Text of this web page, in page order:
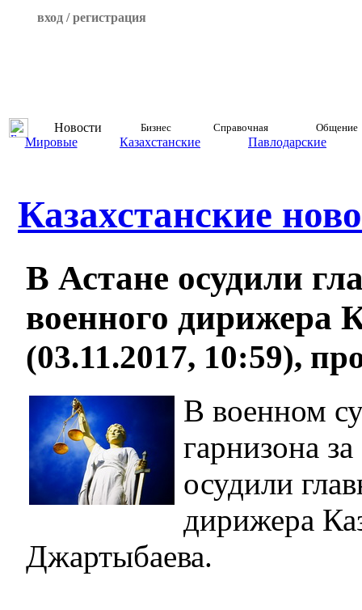
вход / регистрация
Новости Бизнес Справочная Общение
Мировые Казахстанские Павлодарские
Казахстанские
В Астане осудили
военного дирижера
(03.11.2017, 10:59),
В военном
гарнизона
осудили
дирижера
Джартыбаева.